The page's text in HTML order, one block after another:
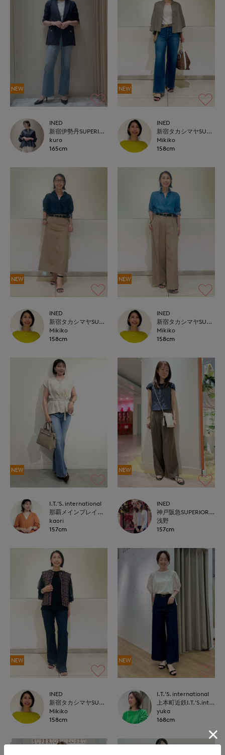
NEW
INED
新宿伊勢丹SUPERIOR CLOSET
kuro
165cm
NEW
INED
新宿タカシマヤSUPERIOR CLOSET
Mikiko
158cm
NEW
INED
新宿タカシマヤSUPERIOR CLOSET
Mikiko
158cm
NEW
INED
新宿タカシマヤSUPERIOR CLOSET
Mikiko
158cm
NEW
I.T.'S. international
那覇メインプレイスI.T.'S.international
kaori
157cm
NEW
INED
神戸阪急SUPERIORCLOSET
浅野
157cm
NEW
INED
新宿タカシマヤSUPERIOR CLOSET
Mikiko
158cm
NEW
I.T.'S. international
上本町近鉄I.T.'S.international
yuka
168cm